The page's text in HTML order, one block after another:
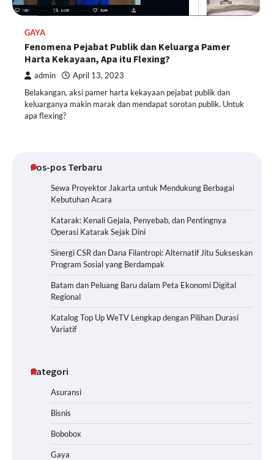
GAYA
Fenomena Pejabat Publik dan Keluarga Pamer
Harta Kekayaan, Apa itu Flexing?
admin April 13, 2023
Belakangan, aksi pamer harta kekayaan pejabat publik dan
keluarganya makin marak dan mendapat sorotan publik. Untuk
apa flexing?
Pos-pos Terbaru
Sewa Proyektor Jakarta untuk Mendukung Berbagai
Kebutuhan Acara
Katarak: Kenali Gejala, Penyebab, dan Pentingnya
Operasi Katarak Sejak Dini
Sinergi CSR dan Dana Filantropi: Alternatif Jitu Sukseskan
Program Sosial yang Berdampak
Batam dan Peluang Baru dalam Peta Ekonomi Digital
Regional
Katalog Top Up WeTV Lengkap dengan Pilihan Durasi
Variatif
Kategori
Asuransi
Bisnis
Bobobox
Gaya